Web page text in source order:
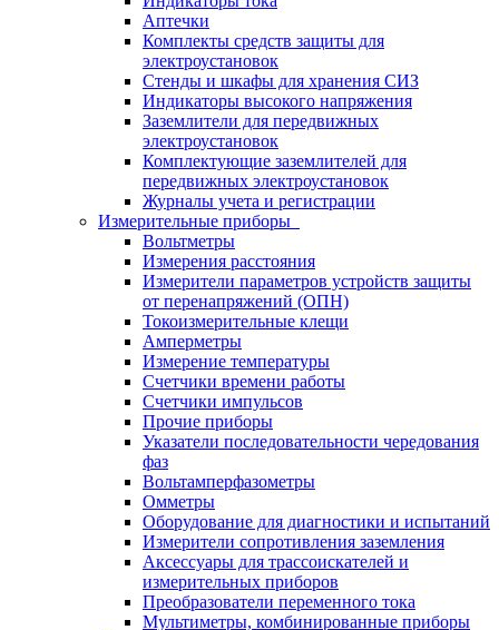
Аптечки
Комплекты средств защиты для
электроустановок
Стенды и шкафы для хранения СИЗ
Индикаторы высокого напряжения
Заземлители для передвижных
электроустановок
Комплектующие заземлителей для
передвижных электроустановок
Журналы учета и регистрации
Измерительные приборы
Вольтметры
Измерения расстояния
Измерители параметров устройств защиты
от перенапряжений (ОПН)
Токоизмерительные клещи
Амперметры
Измерение температуры
Счетчики времени работы
Счетчики импульсов
Прочие приборы
Указатели последовательности чередования
фаз
Вольтамперфазометры
Омметры
Оборудование для диагностики и испытаний
Измерители сопротивления заземления
Аксессуары для трассоискателей и
измерительных приборов
Преобразователи переменного тока
Мультиметры, комбинированные приборы